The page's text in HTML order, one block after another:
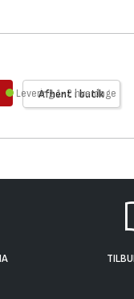
Afhent i butik
Levering 1-2 hverdage